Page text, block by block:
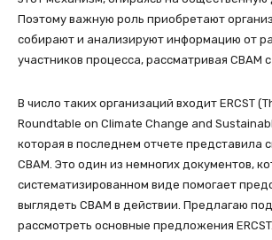
Поэтому важную роль приобретают
собирают и анализируют информацию от
участников процесса, рассматривая СВАМ с
В число таких организаций входит ERCST
Roundtable on Climate Change and
которая в последнем отчете представила
СВАМ. Это один из немногих документов,
систематизированном виде помогает
выглядеть СВАМ в действии. Предлагаю
рассмотреть основные предложения ERCST.